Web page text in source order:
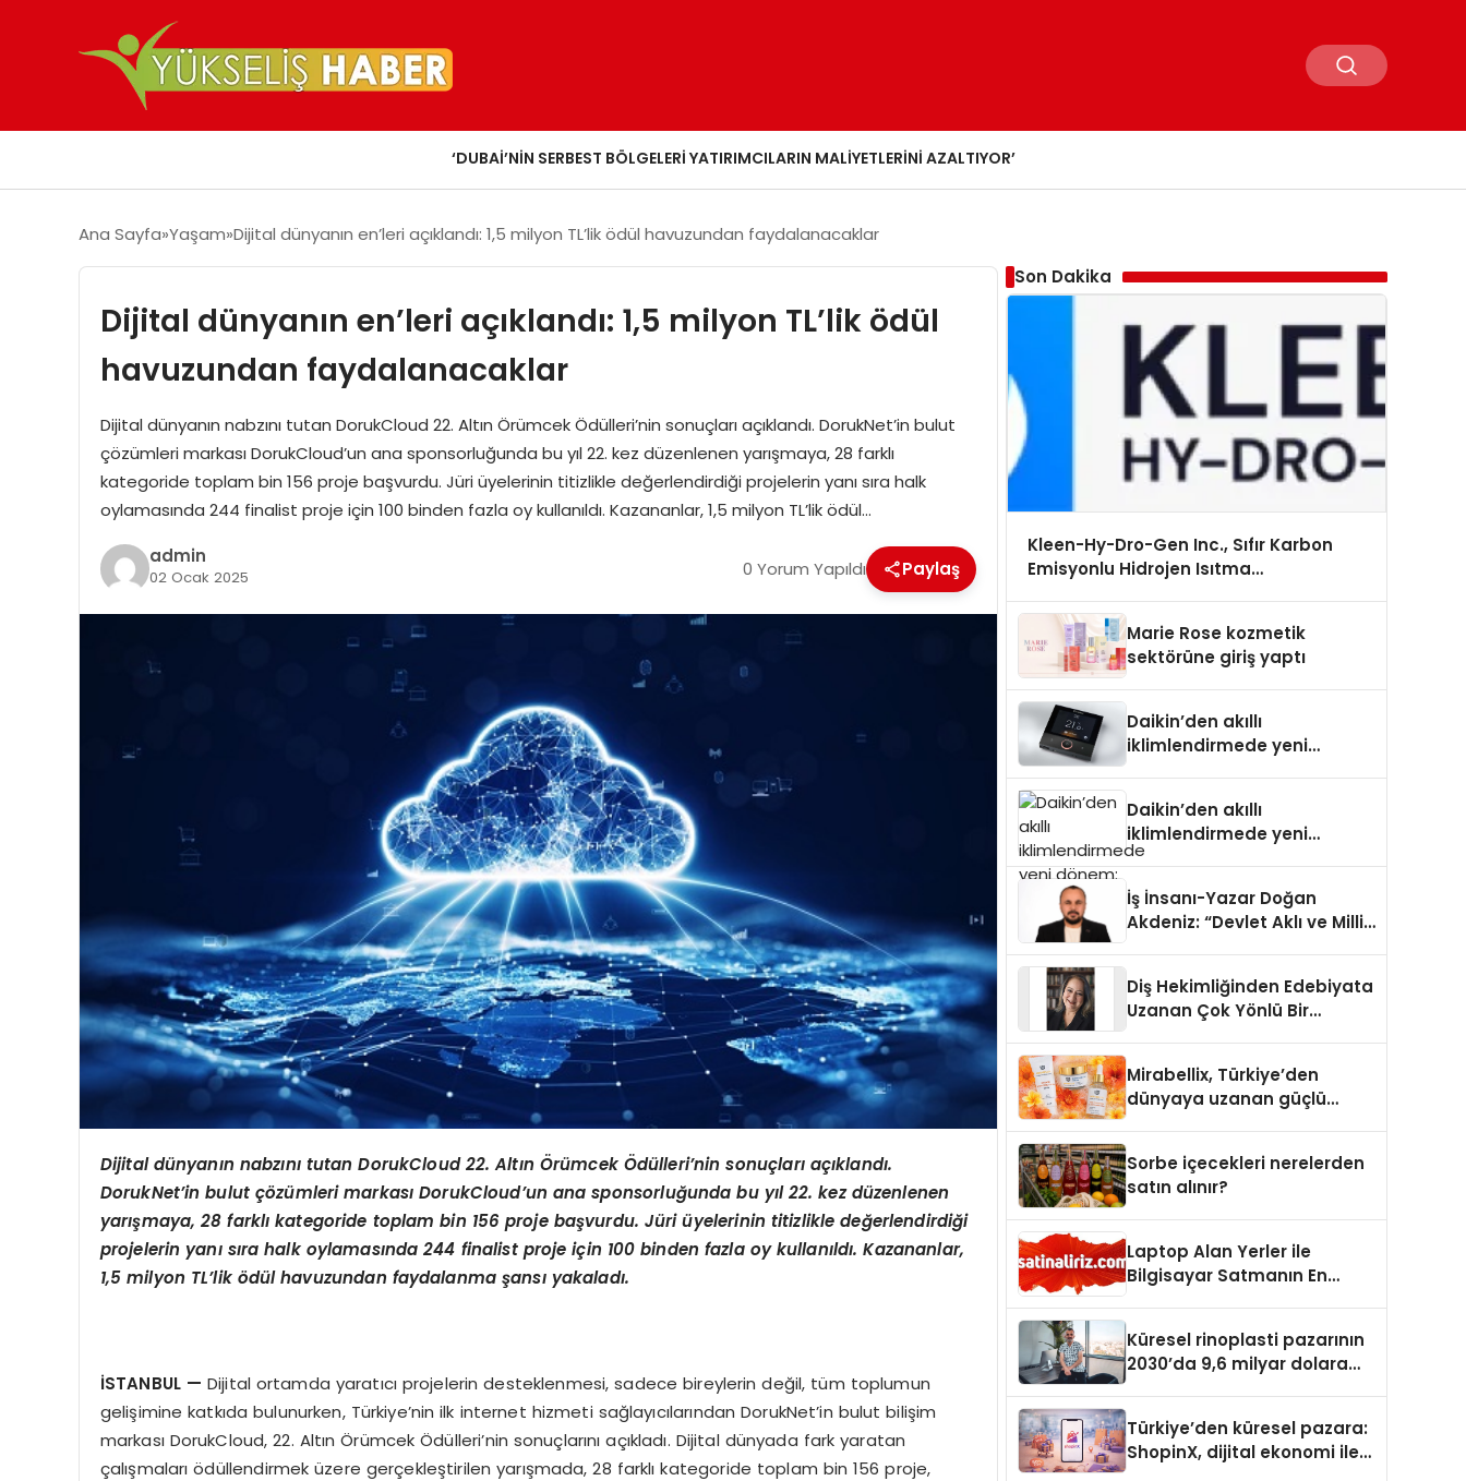
‘DUBAI’NIN SERBEST BÖLGELERI YATIRIMCILARIN MALIYETLERINI AZALTIYOR’
Ana Sayfa Yaşam Dijital dünyanın en’leri açıklandı: 1,5 milyon TL’lik ödül havuzundan faydalanacaklar
Dijital dünyanın en’leri açıklandı: 1,5 milyon TL’lik ödül
havuzundan faydalanacaklar
Dijital dünyanın nabzını tutan DorukCloud 22. Altın Örümcek Ödülleri’nin sonuçları açıklandı. DorukNet’in bulut
çözümleri markası DorukCloud’un ana sponsorluğunda bu yıl 22. kez düzenlenen yarışmaya, 28 farklı
kategoride toplam bin 156 proje başvurdu. Jüri üyelerinin titizlikle değerlendirdiği projelerin yanı sıra halk
oylamasında 244 finalist proje için 100 binden fazla oy kullanıldı. Kazananlar, 1,5 milyon TL’lik ödül…
admin
02 Ocak 2025 0 Yorum Yapıldı Paylaş
Dijital dünyanın nabzını tutan DorukCloud 22. Altın Örümcek Ödülleri’nin sonuçları açıklandı.
DorukNet’in bulut çözümleri markası DorukCloud’un ana sponsorluğunda bu yıl 22. kez düzenlenen
yarışmaya, 28 farklı kategoride toplam bin 156 proje başvurdu. Jüri üyelerinin titizlikle değerlendirdiği
projelerin yanı sıra halk oylamasında 244 finalist proje için 100 binden fazla oy kullanıldı. Kazananlar,
1,5 milyon TL’lik ödül havuzundan faydalanma şansı yakaladı.
İSTANBUL — Dijital ortamda yaratıcı projelerin desteklenmesi, sadece bireylerin değil, tüm toplumun
gelişimine katkıda bulunurken, Türkiye’nin ilk internet hizmeti sağlayıcılarından DorukNet’in bulut bilişim
markası DorukCloud, 22. Altın Örümcek Ödülleri’nin sonuçlarını açıkladı. Dijital dünyada fark yaratan
çalışmaları ödüllendirmek üzere gerçekleştirilen yarışmada, 28 farklı kategoride toplam bin 156 proje,
Son Dakika
Kleen-Hy-Dro-Gen Inc., Sıfır Karbon
Emisyonlu Hidrojen Isıtma
Onaylarını Aldı
Marie Rose kozmetik
sektörüne giriş yaptı
Daikin’den akıllı
iklimlendirmede yeni
Daikin’den akıllı
iklimlendirmede yeni
dönem: Madoka Plus
İş İnsanı-Yazar Doğan
Akdeniz: “Devlet Aklı ve Milli
Diş Hekimliğinden Edebiyata
Uzanan Çok Yönlü Bir
Mirabellix, Türkiye’den
dünyaya uzanan güçlü
Sorbe içecekleri nerelerden
satın alınır?
Laptop Alan Yerler ile
Bilgisayar Satmanın En
Küresel rinoplasti pazarının
2030’da 9,6 milyar dolara
Türkiye’den küresel pazara:
ShopinX, dijital ekonomi ile